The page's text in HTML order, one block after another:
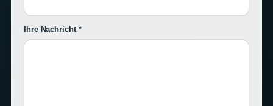
Ihre Nachricht *